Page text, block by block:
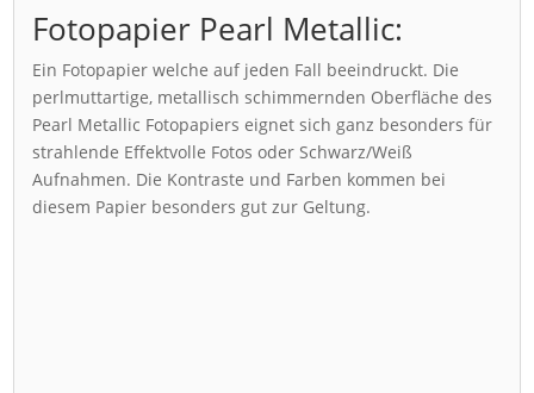
Fotopapier Pearl Metallic:
Ein Fotopapier welche auf jeden Fall beeindruckt. Die
perlmuttartige, metallisch schimmernden Oberfläche des
Pearl Metallic Fotopapiers eignet sich ganz besonders für
strahlende Effektvolle Fotos oder Schwarz/Weiß
Aufnahmen. Die Kontraste und Farben kommen bei
diesem Papier besonders gut zur Geltung.